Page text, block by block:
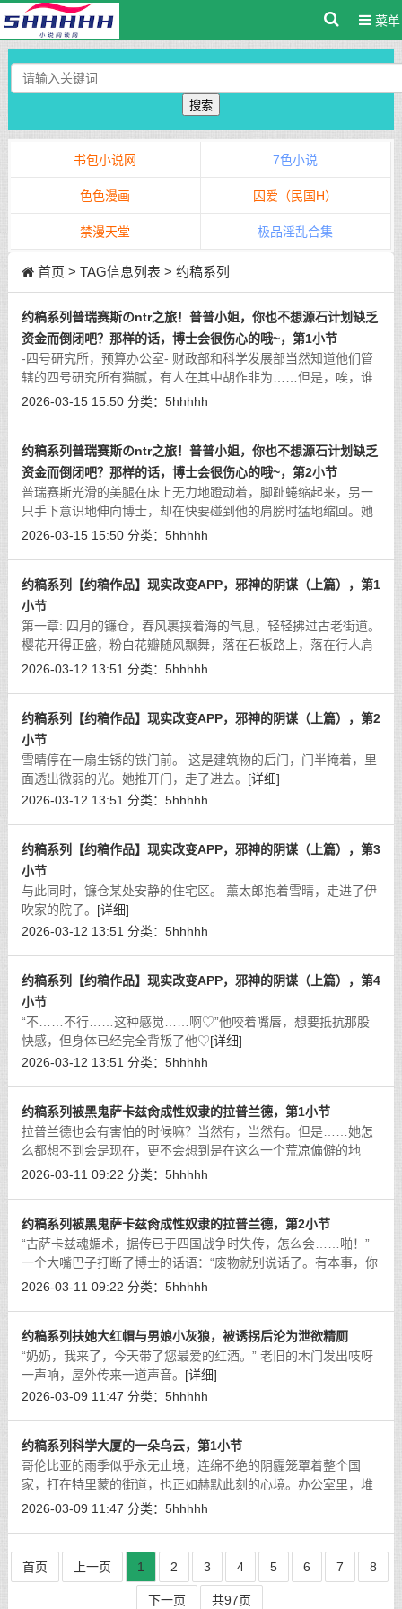
菜单
搜索
书包小说网 7色小说
色色漫画 囚爱（民国H）
禁漫天堂 极品淫乱合集
首页 > TAG信息列表 > 约稿系列
约稿系列普瑞赛斯のntr之旅！普普小姐，你也不想源石计划缺乏
资金而倒闭吧？那样的话，博士会很伤心的哦~，第1小节
-四号研究所，预算办公室- 财政部和科学发展部当然知道他们管
辖的四号研究所有猫腻，有人在其中胡作非为……但是，唉，谁
叫研究所能拿得出成果呢？截至目前，“深蓝之树”项目就是从四
2026-03-15 15:50 分类： 5hhhhh
约稿系列普瑞赛斯のntr之旅！普普小姐，你也不想源石计划缺乏
资金而倒闭吧？那样的话，博士会很伤心的哦~，第2小节
普瑞赛斯光滑的美腿在床上无力地蹬动着，脚趾蜷缩起来，另一
只手下意识地伸向博士，却在快要碰到他的肩膀时猛地缩回。她
心里充满了罪恶感，却又被快感冲刷得理智行将崩溃，整个人已
2026-03-15 15:50 分类： 5hhhhh
约稿系列【约稿作品】现实改变APP，邪神的阴谋（上篇），第1
小节
第一章: 四月的镰仓，春风裹挟着海的气息，轻轻拂过古老街道。
樱花开得正盛，粉白花瓣随风飘舞，落在石板路上，落在行人肩
头，落在镇守神社那历经百年风雨的石阶前。
2026-03-12 13:51 分类： 5hhhhh
约稿系列【约稿作品】现实改变APP，邪神的阴谋（上篇），第2
小节
雪晴停在一扇生锈的铁门前。 这是建筑物的后门，门半掩着，里
面透出微弱的光。她推开门，走了进去。 [详细]
2026-03-12 13:51 分类： 5hhhhh
约稿系列【约稿作品】现实改变APP，邪神的阴谋（上篇），第3
小节
与此同时，镰仓某处安静的住宅区。 薰太郎抱着雪晴，走进了伊
吹家的院子。 [详细]
2026-03-12 13:51 分类： 5hhhhh
约稿系列【约稿作品】现实改变APP，邪神的阴谋（上篇），第4
小节
“不……不行……这种感觉……啊♡”他咬着嘴唇，想要抵抗那股
快感，但身体已经完全背叛了他♡[详细]
2026-03-12 13:51 分类： 5hhhhh
约稿系列被黑鬼萨卡兹肏成性奴隶的拉普兰德，第1小节
拉普兰德也会有害怕的时候嘛？当然有，当然有。但是……她怎
么都想不到会是现在，更不会想到是在这么一个荒凉偏僻的地
方。脖子上戴着的项圈正在持续刺激着她的神经，拉普兰德感受
2026-03-11 09:22 分类： 5hhhhh
约稿系列被黑鬼萨卡兹肏成性奴隶的拉普兰德，第2小节
“古萨卡兹魂媚术，据传已于四国战争时失传，怎么会……啪！”
一个大嘴巴子打断了博士的话语：“废物就别说话了。有本事，你
也像主人那样把我也洗脑成你的性奴隶呗？”
2026-03-11 09:22 分类： 5hhhhh
约稿系列扶她大红帽与男娘小灰狼，被诱拐后沦为泄欲精厕
“奶奶，我来了，今天带了您最爱的红酒。” 老旧的木门发出吱呀
一声响，屋外传来一道声音。 [详细]
2026-03-09 11:47 分类： 5hhhhh
约稿系列科学大厦的一朵乌云，第1小节
哥伦比亚的雨季似乎永无止境，连绵不绝的阴霾笼罩着整个国
家，打在特里蒙的街道，也正如赫默此刻的心境。办公室里，堆
积如山的文件几乎将她娇小的身影吞没，每一页都沉甸甸地压着
2026-03-09 11:47 分类： 5hhhhh
首页 上一页 1 2 3 4 5 6 7 8
下一页 共97页